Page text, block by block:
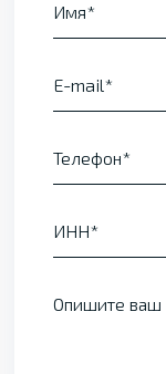
Имя
E-mail
Телефон
ИНН
Опишите ваш